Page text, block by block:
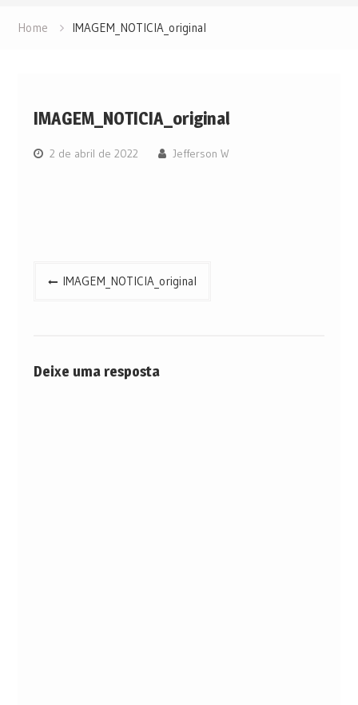
Home IMAGEM_NOTICIA_original
IMAGEM_NOTICIA_original
2 de abril de 2022 Jefferson W
Navegação
IMAGEM_NOTICIA_original
Deixe uma resposta